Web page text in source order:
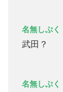
名無しぷく
武田？
名無しぷく